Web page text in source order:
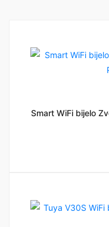
Smart WiFi bijelo